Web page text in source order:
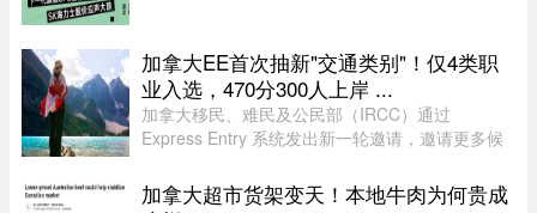
Rubin Ultra的显存配置。根据爆料， ...
加拿大EE首次抽新"交通类别"！仅4类职
业入选，470分300人上岸 ...
加拿大移民、难民及公民部（IRCC）通过
Express Entry 系统发出新一轮邀请，邀请更多候
Andre Furtado在本次抽选中，移民部针对全新的
加拿大超市货架变天！本地牛肉为何贵成